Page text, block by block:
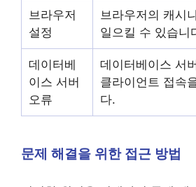
브라우저
설정
브라우저의 캐시
일으킬 수 있습니
데이터베
이스 서버
오류
데이터베이스 서
클라이언트 접속
다.
문제 해결을 위한 접근 방법